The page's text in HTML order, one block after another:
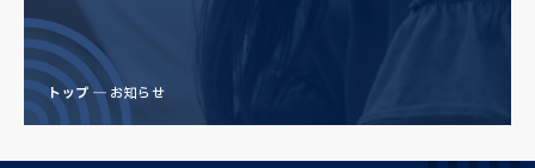
トップ お知らせ